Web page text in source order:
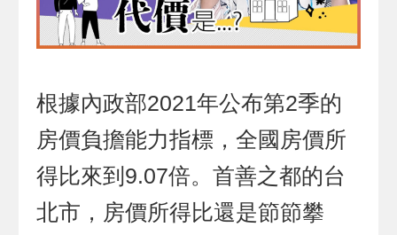
根據內政部2021年公布第2季的
房價負擔能力指標，全國房價所
得比來到9.07倍。首善之都的台
北市，房價所得比還是節節攀